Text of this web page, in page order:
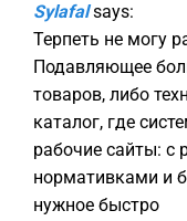
Sylafal says:
Терпеть не могу
Подавляющее
товаров, либо
каталог, где
рабочие сайты: с
нормативками и
нужное быстро